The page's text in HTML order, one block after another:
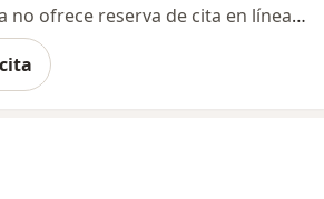
Este especialista no ofrece reserva de cita en línea en esta dirección.